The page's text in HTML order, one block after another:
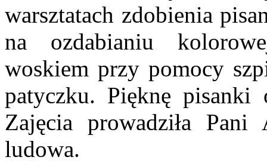
warsztatach zdobienia
na ozdabianiu
woskiem przy pomocy
patyczku. Pięknę pisanki
Zajęcia prowadziła
ludowa.